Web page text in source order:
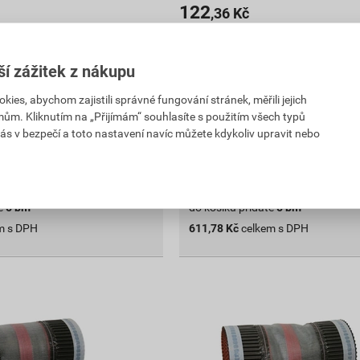
prodejnách
5bm
s DPH
122,36 Kč
cena za role s DPH
Na poptávku
Dostupné jen v (16) prodejnách
do košíku přidáte5bm
611,78 Kčcelkem s DPH
zážitek z nákupu
abychom zajistili správné fungování stránek, měřili jejich
Kliknutím na „Přijímám“ souhlasíte s použitím všech typů
v bezpečí a toto nastavení navíc můžete kdykoliv upravit nebo